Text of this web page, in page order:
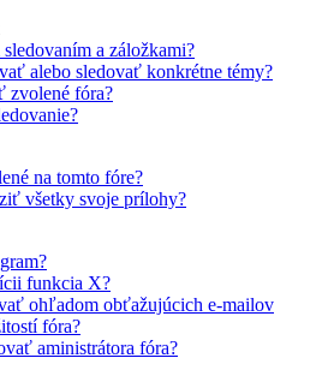
a záložkami?
alebo sledovať konkrétne témy?
zvolené fóra?
na tomto fóre?
všetky svoje prílohy?
funkcia X?
ohľadom obťažujúcich e-mailov
fóra?
aministrátora fóra?